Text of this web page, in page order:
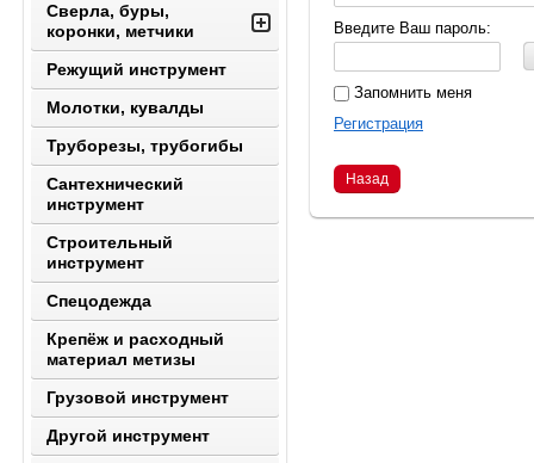
Сверла, буры,
коронки, метчики
Режущий инструмент
Молотки, кувалды
Труборезы, трубогибы
Сантехнический
инструмент
Строительный
инструмент
Спецодежда
Крепёж и расходный
материал метизы
Грузовой инструмент
Другой инструмент
Введите Ваш пароль:
Запомнить меня
Регистрация
Назад